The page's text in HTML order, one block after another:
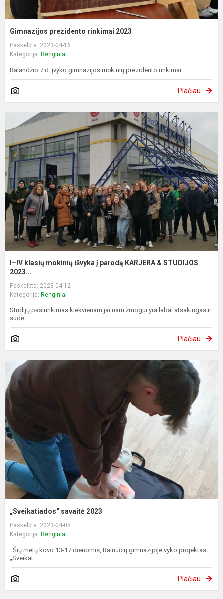
Gimnazijos prezidento rinkimai 2023
Paskelbta: 2023-04-16
Kategorija: Renginiai
Balandžio 7 d. įvyko gimnazijos mokinių prezidento rinkimai.
Plačiau
I–IV klasių mokinių išvyka į parodą KARJERA & STUDIJOS
2023...
Paskelbta: 2023-04-12
Kategorija: Renginiai
Studijų pasirinkimas kiekvienam jaunam žmogui yra labai atsakingas ir
sudė...
Plačiau
„Sveikatiados“ savaitė 2023
Paskelbta: 2023-04-05
Kategorija: Renginiai
Šių metų kovo 13-17 dienomis, Ramučių gimnazijoje vyko projektas
„Sveikat...
Plačiau